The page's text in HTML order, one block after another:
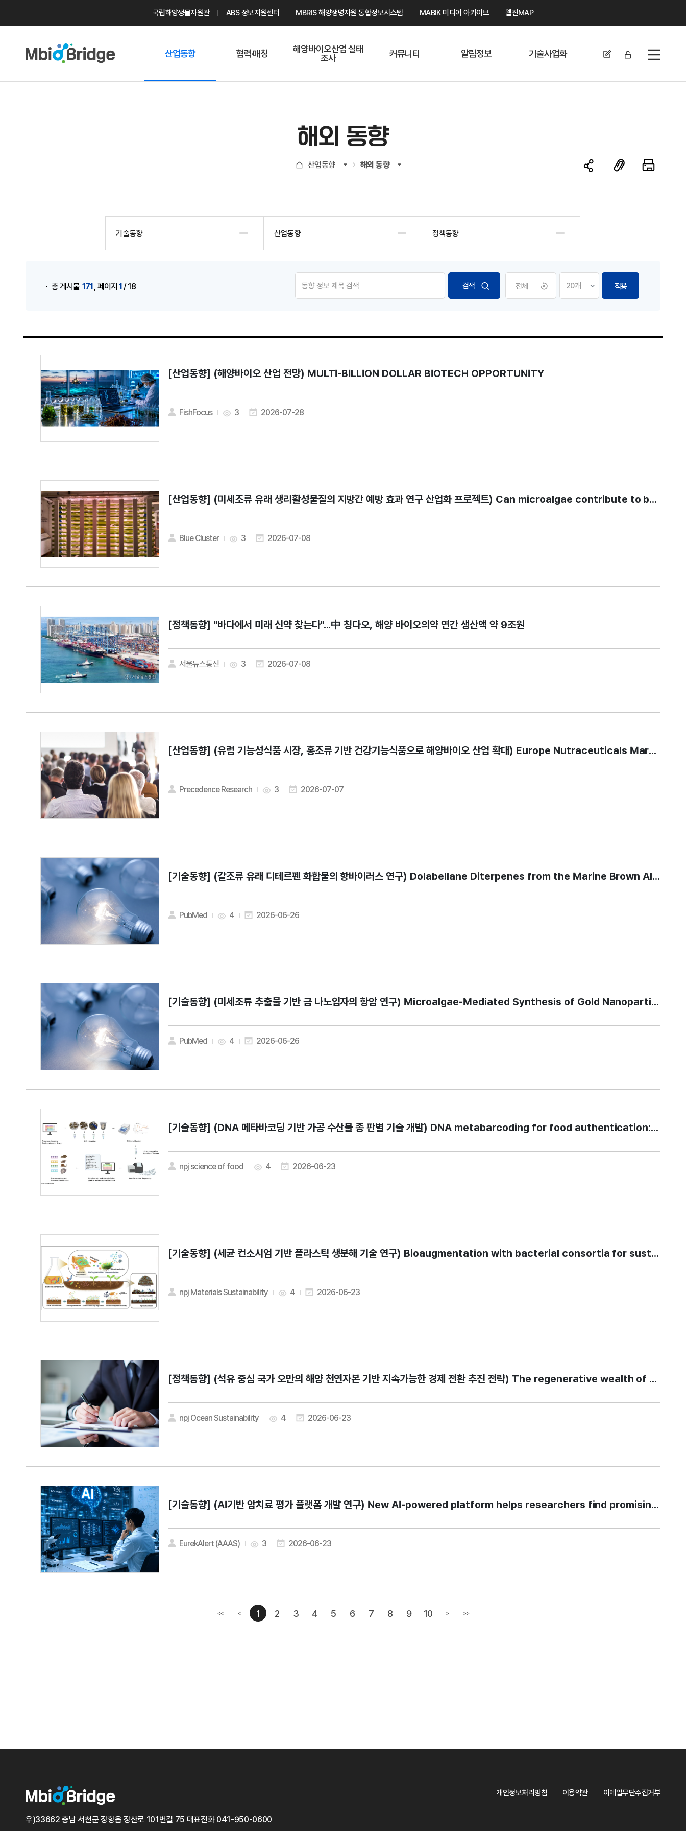
국립해양생물자원관 ABS 정보지원센터 MBRIS 해양생명자원 통합정보시스템 MABIK 미디어 아카이브 웹진MAP
전체메뉴
산업동향 협력·매칭
해양바이오산업 실태
조사
커뮤니티
지식포럼
해양바이오
기업현황
알림정보 기술사업화
해외 동향
산업동향 해외 동향
기술동향 산업동향 정책동향
총 게시물 171 ,페이지1/ 18 전체 적용
[산업동향] (해양바이오 산업 전망) MULTI-BILLION DOLLAR BIOTECH OPPORTUNITY
FishFocus 3 2026-07-28
[산업동향] (미세조류 유래 생리활성물질의 지방간 예방 효과 연구 산업화 프로젝트) Can microalgae contribute to better
Blue Cluster 3 2026-07-08
[정책동향] "바다에서 미래 신약 찾는다"...中 칭다오, 해양 바이오의약 연간 생산액 약 9조원
서울뉴스통신 3 2026-07-08
[산업동향] (유럽 기능성식품 시장, 홍조류 기반 건강기능식품으로 해양바이오 산업 확대)
Precedence Research 3 2026-07-07
[기술동향] (갈조류 유래 디테르펜 화합물의 항바이러스 연구) Dolabellane Diterpenes from the Marine Brown
PubMed 4 2026-06-26
[기술동향] (미세조류 추출물 기반 금 나노입자의 항암 연구) Microalgae-Mediated Synthesis of Gold
PubMed 4 2026-06-26
[기술동향] (DNA 메타바코딩 기반 가공 수산물 종 판별 기술 개발) DNA metabarcoding for food
npj science of food 4 2026-06-23
[기술동향] (세균 컨소시엄 기반 플라스틱 생분해 기술 연구) Bioaugmentation with bacterial consortia for
npj Materials Sustainability 4 2026-06-23
[정책동향] (석유 중심 국가 오만의 해양 천연자본 기반 지속가능한 경제 전환 추진 전략) The regenerative wealth of
npj Ocean Sustainability 4 2026-06-23
[기술동향] (AI기반 암치료 평가 플랫폼 개발 연구) New AI-powered platform helps researchers find promising
EurekAlert (AAAS) 3 2026-06-23
<<첫번째페이지
<이전페이지
1 2 3 4 5 6 7 8 9 10 >다음페이지
>>마지막페이지
개인정보처리방침 이용약관 이메일무단수집거부
우)33662 충남 서천군 장항읍 장산로 101번길 75 대표전화 041-950-0600